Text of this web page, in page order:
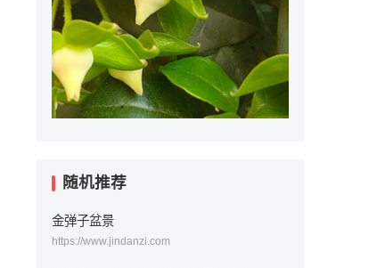
随机推荐
金弹子盆景
https://www.jindanzi.com